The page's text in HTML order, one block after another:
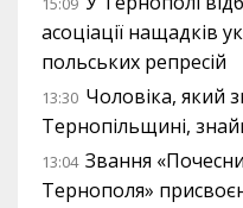
асоціації нащадків
польських репресій
13:30 Чоловіка, який
Тернопільщині,
13:04 Звання
Тернополя»